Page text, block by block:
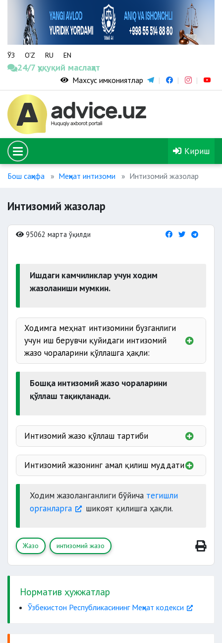
ЎЗ O‘Z RU EN
24/7 ҳуқуқий маслаҳат
Махсус имкониятлар
Кириш
Бош саҳифа Меҳнат интизоми Интизомий жазолар
Интизомий жазолар
95062 марта ўқилди
Ишдаги камчиликлар учун ходим
жазоланиши мумкин.
Ходимга меҳнат интизомини бузганлиги
учун иш берувчи қуйидаги интизомий
жазо чораларини қўллашга ҳақли:
30 фоизидан
ортиқ бўлмаган
50 фоизигача жарима
бекор қилиш
Бошқа интизомий жазо чораларини
қўллаш тақиқланади.
Интизомий жазо қўллаш тартиби
Интизомий жазонинг амал қилиш муддати
Ходим жазоланганлиги бўйича тегишли
органларга
шикоят қилишга ҳақли.
Жазо интизомий жазо
Норматив ҳужжатлар
Ўзбекистон Республикасининг Меҳнат кодекси